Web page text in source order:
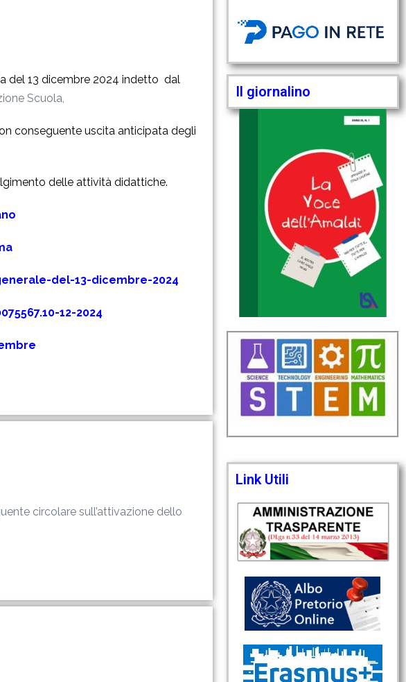
del 13 dicembre 2024 indetto dal
Scuola,
conseguente uscita anticipata degli
delle attività didattiche.
del-13-dicembre-2024
12-2024
circolare sull’attivazione dello
Il giornalino
Link Utili